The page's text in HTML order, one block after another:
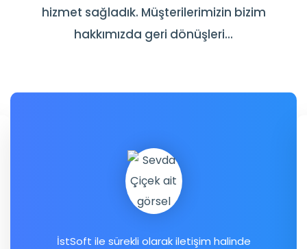
hizmet sağladık. Müşterilerimizin bizim
hakkımızda geri dönüşleri...
İstSoft ile sürekli olarak iletişim halinde